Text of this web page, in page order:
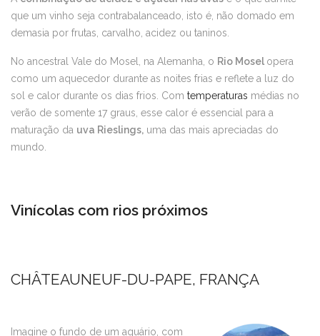
que um vinho seja contrabalanceado, isto é, não domado em
demasia por frutas, carvalho, acidez ou taninos.
No ancestral Vale do Mosel, na Alemanha, o Rio Mosel opera
como um aquecedor durante as noites frias e reflete a luz do
sol e calor durante os dias frios. Com temperaturas médias no
verão de somente 17 graus, esse calor é essencial para a
maturação da uva Rieslings, uma das mais apreciadas do
mundo.
Vinícolas com rios próximos
CHÂTEAUNEUF-DU-PAPE, FRANÇA
Imagine o fundo de um aquário, com